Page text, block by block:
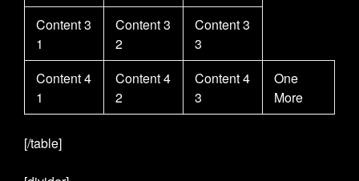
Content 3
1
Content 3
2
Content 3
3
Content 4
1
Content 4
2
Content 4
3
One
More
[/table]